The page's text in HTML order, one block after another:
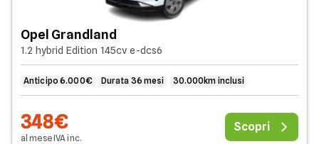
Opel Grandland
1.2 hybrid Edition 145cv e-dcs6
Anticipo 6.000€ Durata 36 mesi 30.000km inclusi
348€
al meseIVAinc.
Scopri